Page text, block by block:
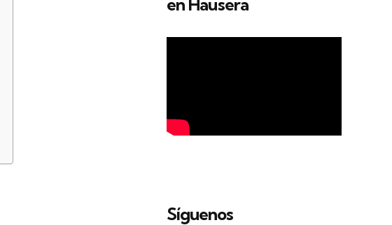
en Hausera
Síguenos